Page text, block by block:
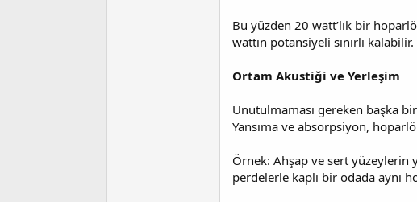
Bu yüzden 20 watt’lık bir
wattın potansiyeli sınırlı kalabilir.
Ortam Akustiği ve Yerleşim
Unutulmaması gereken başka
Yansıma ve absorpsiyon,
Örnek: Ahşap ve sert yüzeylerin
perdelerle kaplı bir odada aynı